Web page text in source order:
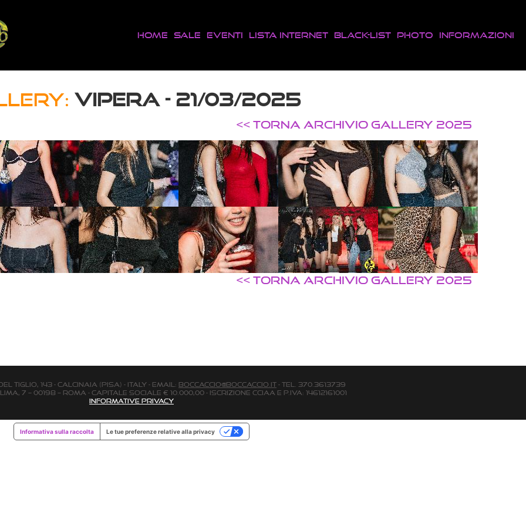
Home Sale Eventi Lista Internet Black-List Photo Informazioni
VIPERA - 21/03/2025
<< TORNA ARCHIVIO GALLERY 2025
<< TORNA ARCHIVIO GALLERY 2025
Del Tiglio, 143 - Calcinaia (Pisa) - Italy - email: boccaccio@boccaccio.it - Tel. 370.3613739
7 – 00198 – Roma - Capitale Sociale € 10.000,00 - Iscrizione Cciaa e P.Iva: 14612161001
Informative Privacy
Informativa sulla raccolta Le tue preferenze relative alla privacy